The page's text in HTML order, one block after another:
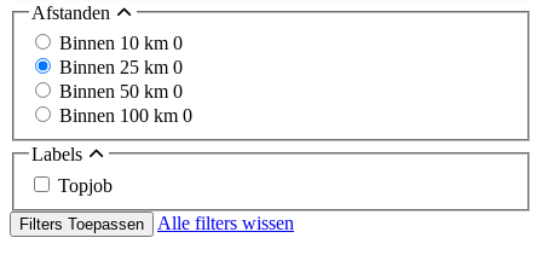
Afstanden
Binnen 10 km 0
Binnen 25 km 0
Binnen 50 km 0
Binnen 100 km 0
Labels
Topjob
Filters Toepassen Alle filters wissen